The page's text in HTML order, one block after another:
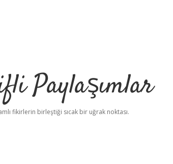
Paylaşımlar
fikirlerin birleştiği sıcak bir uğrak noktası.